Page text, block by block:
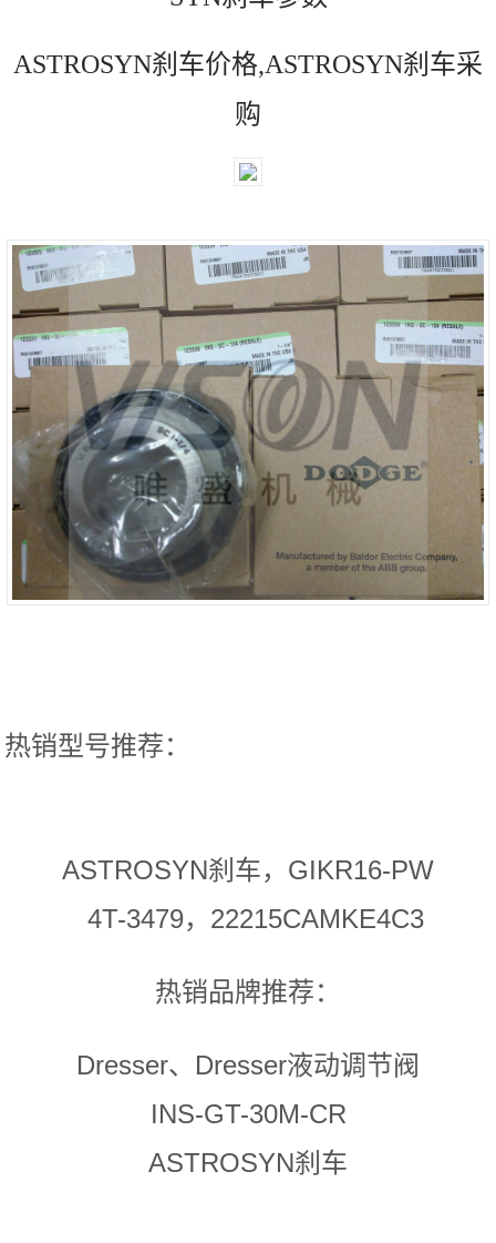
ASTROSYN刹车价格,ASTROSYN刹车采
购
热销型号推荐：
ASTROSYN刹车，GIKR16-PW
4T-3479，22215CAMKE4C3
热销品牌推荐：
Dresser、Dresser液动调节阀
INS-GT-30M-CR
ASTROSYN刹车